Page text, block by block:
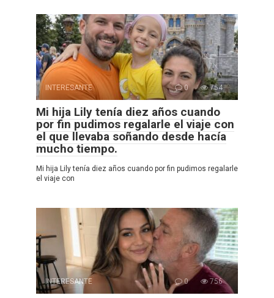
INTERESANTE 0 754
Mi hija Lily tenía diez años cuando
por fin pudimos regalarle el viaje con
el que llevaba soñando desde hacía
mucho tiempo.
Mi hija Lily tenía diez años cuando por fin pudimos regalarle
el viaje con
INTERESANTE 0 756